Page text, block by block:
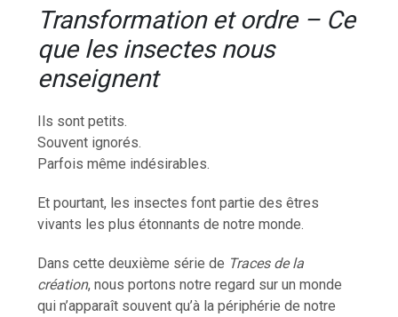
Transformation et ordre – Ce
que les insectes nous
enseignent
Ils sont petits.
Souvent ignorés.
Parfois même indésirables.
Et pourtant, les insectes font partie des êtres
vivants les plus étonnants de notre monde.
Dans cette deuxième série de Traces de la
création, nous portons notre regard sur un monde
qui n’apparaît souvent qu’à la périphérie de notre